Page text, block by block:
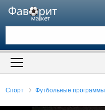
Искать также в описании
Спорт Футбольные программы